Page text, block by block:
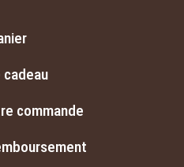
cadeau
commande